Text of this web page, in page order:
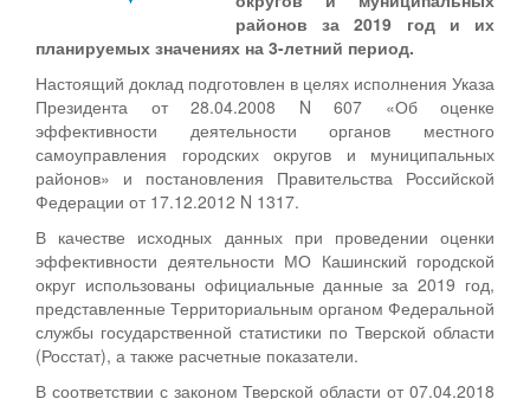
районов за 2019 год и их
планируемых значениях на 3-летний период.
Настоящий доклад подготовлен в целях исполнения Указа
Президента от 28.04.2008 N 607 «Об оценке
эффективности деятельности органов местного
самоуправления городских округов и муниципальных
районов» и постановления Правительства Российской
Федерации от 17.12.2012 N 1317.
В качестве исходных данных при проведении оценки
эффективности деятельности МО Кашинский городской
округ использованы официальные данные за 2019 год,
представленные Территориальным органом Федеральной
службы государственной статистики по Тверской области
(Росстат), а также расчетные показатели.
В соответствии с законом Тверской области от 07.04.2018